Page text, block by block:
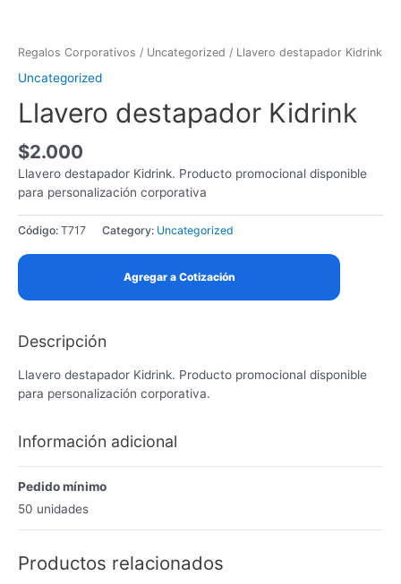
contentRegalos Corporativos / Uncategorized / Llavero destapador Kidrink
Uncategorized
Llavero destapador Kidrink
$2.000
Llavero destapador Kidrink. Producto promocional disponible
para personalización corporativa
Código: T717 Category: Uncategorized
Agregar a Cotización
Descripción
Llavero destapador Kidrink. Producto promocional disponible
para personalización corporativa.
Información adicional
Pedido mínimo
50 unidades
Productos relacionados